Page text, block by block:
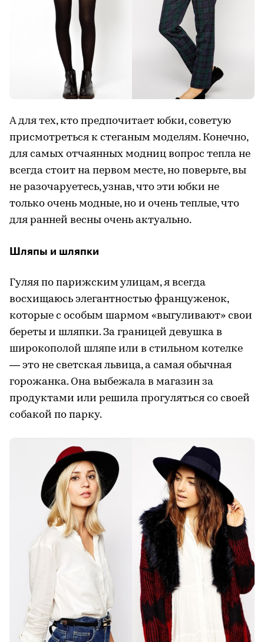
А для тех, кто предпочитает юбки, советую
присмотреться к стеганым моделям. Конечно,
для самых отчаянных модниц вопрос тепла не
всегда стоит на первом месте, но поверьте, вы
не разочаруетесь, узнав, что эти юбки не
только очень модные, но и очень теплые, что
для ранней весны очень актуально.
Шляпы и шляпки
Гуляя по парижским улицам, я всегда
восхищаюсь элегантностью француженок,
которые с особым шармом «выгуливают» свои
береты и шляпки. За границей девушка в
широкополой шляпе или в стильном котелке
— это не светская львица, а самая обычная
горожанка. Она выбежала в магазин за
продуктами или решила прогуляться со своей
собакой по парку.